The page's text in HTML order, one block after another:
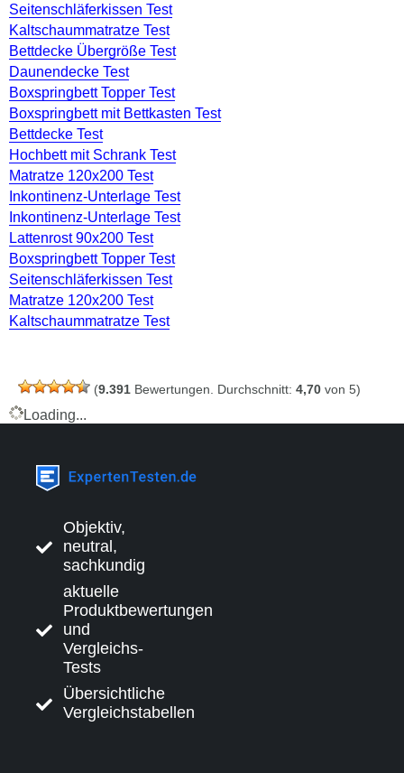
Seitenschläferkissen Test
Kaltschaummatratze Test
Bettdecke Übergröße Test
Daunendecke Test
Boxspringbett Topper Test
Boxspringbett mit Bettkasten Test
Bettdecke Test
Hochbett mit Schrank Test
Matratze 120x200 Test
Inkontinenz-Unterlage Test
Inkontinenz-Unterlage Test
Lattenrost 90x200 Test
Boxspringbett Topper Test
Seitenschläferkissen Test
Matratze 120x200 Test
Kaltschaummatratze Test
(9.391 Bewertungen. Durchschnitt: 4,70 von 5)
Loading...
Objektiv,
neutral,
sachkundig
aktuelle
Produktbewertungen
und
Vergleichs-
Tests
Übersichtliche
Vergleichstabellen